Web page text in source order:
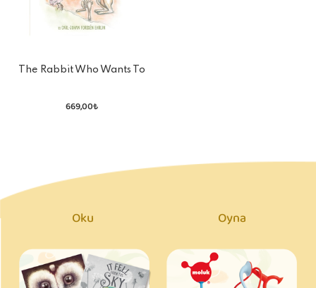
The Rabbit Who Wants To
669,00₺
Oku Oyna